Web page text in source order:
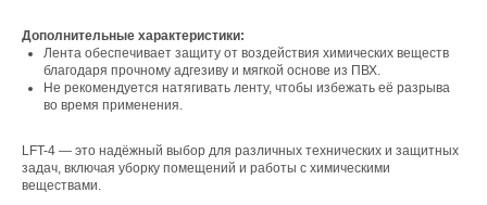
Дополнительные характеристики:
Лента обеспечивает защиту от воздействия химических веществ
благодаря прочному адгезиву и мягкой основе из ПВХ.
Не рекомендуется натягивать ленту, чтобы избежать её разрыва
во время применения.
LFT-4 — это надёжный выбор для различных технических и защитных
задач, включая уборку помещений и работы с химическими
веществами.
г. Москва, вн. тер. г. муниципальный округ
12, к. 1, помещ. 3/1
Офис компании: